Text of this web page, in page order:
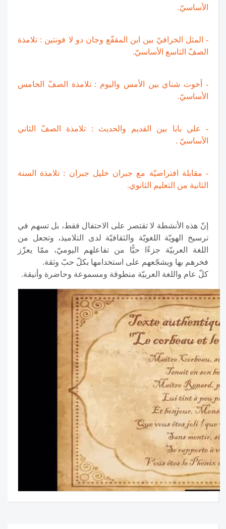
الأساسيّ.
- المثل الخرافيّ بين ابن المقفّع وجان دو لا فونتين : تلامذة
الصفّ التاسع الأساسيّ.
- أخوت شناي بين الأمس واليوم : تلامذة الصفّ الخامس
الأساسيّ.
- علي بابا بين القديم والحديث : تلامذة الصفّ الثاني
الأساسيّ .
- مقابلة افتراضيّة مع جبران خليل جبران : تلامذة السنة
الثانية من التعليم الثانوي.
إنّ هذه الأنشطة لا تقتصر على الاحتفال فقط، بل تسهم في
ترسيخ الهويّة اللغويّة والثقافيّة لدى التلاميذ، وتجعل من
اللغة العربيّة جزءًا حيًّا من تفاعلهم اليوميّ، ممّا يعزّز
فخرهم بها ويشجّعهم على استخدامها بكلّ حبّ وثقة.
كلّ عام واللغة العربيّة منطوقة ومسموعة وحاضرة وأنيقة.